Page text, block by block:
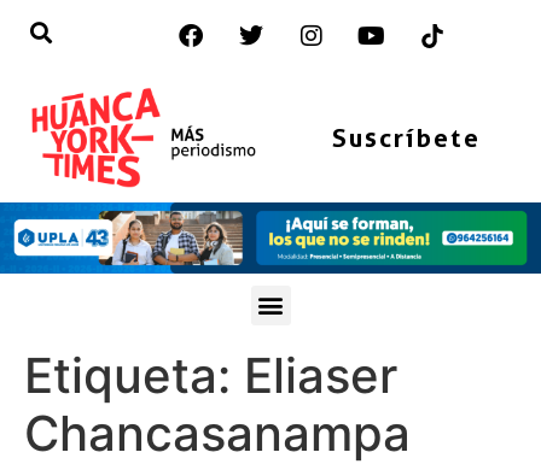
Suscríbete
Etiqueta: Eliaser
Chancasanampa